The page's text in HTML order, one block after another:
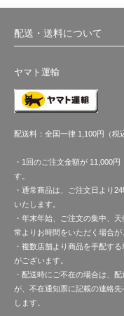
配送・送料について
ヤマト運輸
配送料：全国一律 1,100円（税
・1回のご注文金額が 11,000
す。
・通常商品は、ご注文日より
いたします。
・年末年始、ご注文の集中、
常よりお時間をいただく場合が
・複数店舗より商品を手配す
がございます。
・配送時にご不在の場合は、
が、不在通知票に記載の連絡
します。